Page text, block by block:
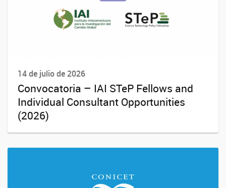
14 de julio de 2026
Convocatoria – IAI STeP Fellows and
Individual Consultant Opportunities
(2026)